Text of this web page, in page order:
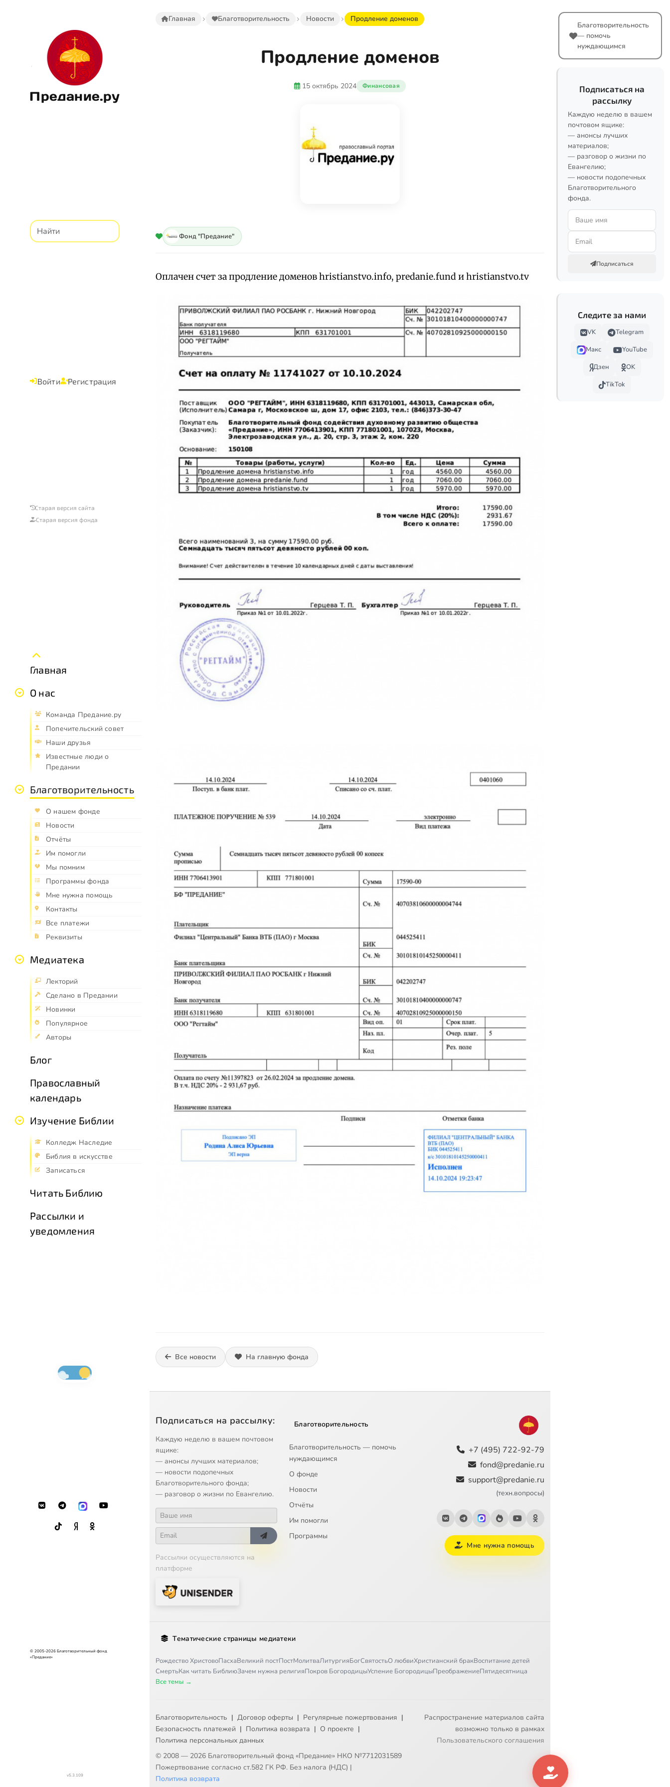
Предание.ру
Войти Регистрация
Старая версия сайта
Старая версия фонда
Главная
О нас
Команда Предание.ру
Попечительский совет
Наши друзья
Известные люди о
Предании
Благотворительность
О нашем фонде
Новости
Отчёты
Им помогли
Мы помним
Программы фонда
Мне нужна помощь
Контакты
Все платежи
Реквизиты
Медиатека
Лекторий
Сделано в Предании
Новинки
Популярное
Авторы
Блог
Православный
календарь
Изучение Библии
Колледж Наследие
Библия в искусстве
Записаться
Читать Библию
Рассылки и
уведомления
© 2005-2026 Благотворительный фонд
«Предание»
v5.3.109
Главная Благотворительность Новости Продление доменов
Продление доменов
15 октябрь 2024 Финансовая
Фонд "Предание"
Оплачен счет за продление доменов hristianstvo.info, predanie.fund и hristianstvo.tv
Все новости На главную фонда
Подписаться на рассылку:
Каждую неделю в вашем почтовом
ящике:
— анонсы лучших материалов;
— новости подопечных
Благотворительного фонда;
— разговор о жизни по Евангелию.
Рассылки осуществляются на
платформе
Благотворительность
Благотворительность — помочь
нуждающимся
О фонде
Новости
Отчёты
Им помогли
Программы
+7 (495) 722-92-79
fond@predanie.ru
support@predanie.ru
(техн.вопросы)
Мне нужна помощь
Тематические страницы медиатеки
Рождество ХристовоПасхаВеликий постПостМолитваЛитургияБогСвятостьО любвиХристианский бракВоспитание детей
СмертьКак читать БиблиюЗачем нужна религияПокров БогородицыУспение БогородицыПреображениеПятидесятница
Все темы →
Благотворительность | Договор оферты | Регулярные пожертвования |
Безопасность платежей | Политика возврата | О проекте |
Политика персональных данных
© 2008 — 2026 Благотворительный фонд «Предание» НКО №7712031589
Пожертвование согласно ст.582 ГК РФ. Без налога (НДС) |
Политика возврата
Распространение материалов сайта
возможно только в рамках
Пользовательского соглашения
Благотворительность
— помочь
нуждающимся
Подписаться на
рассылку
Каждую неделю в вашем
почтовом ящике:
— анонсы лучших
материалов;
— разговор о жизни по
Евангелию;
— новости подопечных
Благотворительного
фонда.
Подписаться
Следите за нами
VK
Telegram
Макс
YouTube
Дзен
OK
TikTok